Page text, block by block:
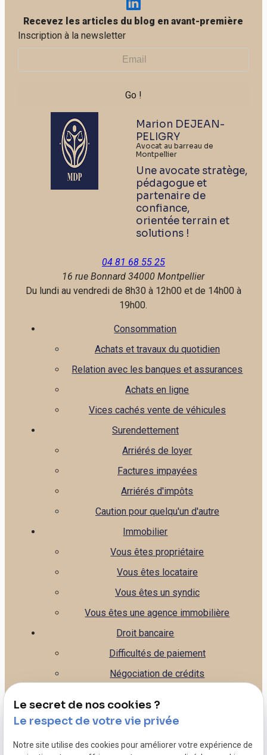
Recevez les articles du blog en avant-première
Inscription à la newsletter
Marion DEJEAN-
PELIGRY
Avocat au barreau de
Montpellier
Une avocate stratège,
pédagogue et
partenaire de
confiance,
orientée terrain et
solutions !
04 81 68 55 25
16 rue Bonnard 34000 Montpellier
Du lundi au vendredi de 8h30 à 12h00 et de 14h00 à
19h00.
Consommation
Achats et travaux du quotidien
Relation avec les banques et assurances
Achats en ligne
Vices cachés vente de véhicules
Surendettement
Arriérés de loyer
Factures impayées
Arriérés d'impôts
Caution pour quelqu'un d'autre
Immobilier
Vous êtes propriétaire
Vous êtes locataire
Vous êtes un syndic
Vous êtes une agence immobilière
Droit bancaire
Difficultés de paiement
Négociation de crédits
Leasing
Le secret de nos cookies ?
Le respect de votre vie privée
Notre site utilise des cookies pour améliorer votre expérience de